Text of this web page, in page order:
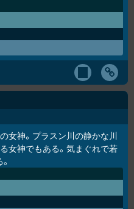
女神。プラスン川の静かな川
女神でもある。気まぐれで若